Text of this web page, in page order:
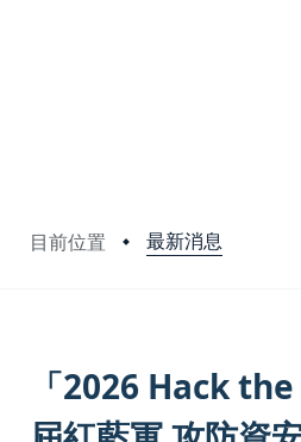
目前位置 最新消息
「2026 Hack